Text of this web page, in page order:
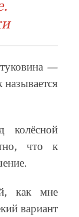
—
называется
колёсной
что к
как мне
вариант